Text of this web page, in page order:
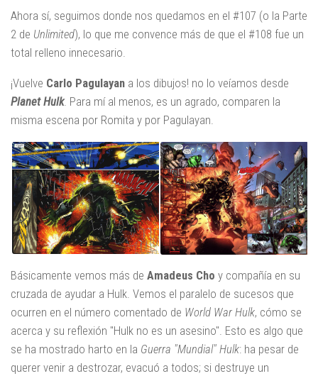
Ahora sí, seguimos donde nos quedamos en el #107 (o la Parte
2 de Unlimited), lo que me convence más de que el #108 fue un
total relleno innecesario.
¡Vuelve Carlo Pagulayan a los dibujos! no lo veíamos desde
Planet Hulk. Para mí al menos, es un agrado, comparen la
misma escena por Romita y por Pagulayan.
Básicamente vemos más de Amadeus Cho y compañía en su
cruzada de ayudar a Hulk. Vemos el paralelo de sucesos que
ocurren en el número comentado de World War Hulk, cómo se
acerca y su reflexión "Hulk no es un asesino". Esto es algo que
se ha mostrado harto en la Guerra "Mundial" Hulk: ha pesar de
querer venir a destrozar, evacuó a todos; si destruye un